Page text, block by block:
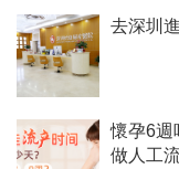
去深圳
懷孕6週
做人工